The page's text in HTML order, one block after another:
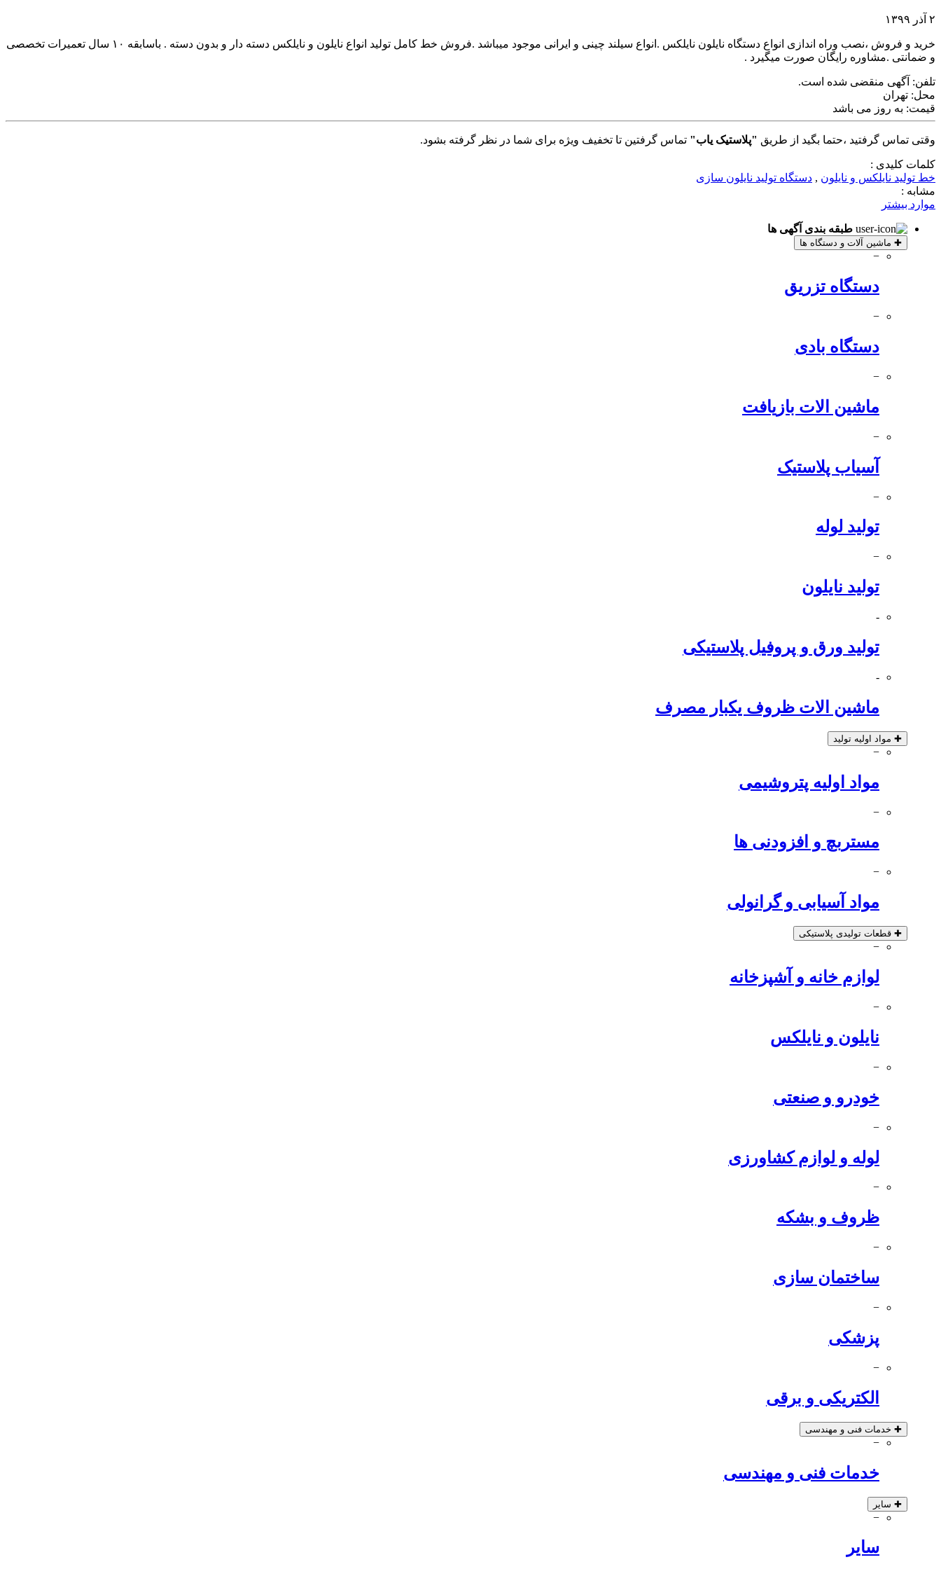
۲ آذر ۱۳۹۹
خرید و فروش ،نصب وراه اندازی انواع دستگاه نایلون نایلکس .انواع سیلند چینی و ایرانی موجود میباشد .فروش خط کامل تولید انواع نایلون و نایلکس دسته دار و بدون دسته . باسابقه ۱۰ سال تعمیرات تخصصی
و ضمانتی .مشاوره رایگان صورت میگیرد .
تلفن: آگهی منقضی شده است.
محل: تهران
قیمت: به روز می باشد
وقتی تماس گرفتید ،حتما بگید از طریق "پلاستیک یاب" تماس گرفتین تا تخفیف ویژه برای شما در نظر گرفته بشود.
کلمات کلیدی :
خط تولید نایلکس و نایلون , دستگاه تولید نایلون سازی
مشابه :
موارد بیشتر
طبقه بندی آگهی ها
✚ ماشین آلات و دستگاه ها
−
دستگاه تزریق
−
دستگاه بادی
−
ماشین الات بازیافت
−
آسیاب پلاستیک
−
تولید لوله
−
تولید نایلون
-
تولید ورق و پروفیل پلاستیکی
-
ماشین الات ظروف یکبار مصرف
✚ مواد اولیه تولید
−
مواد اولیه پتروشیمی
−
مستربچ و افزودنی ها
−
مواد آسیابی و گرانولی
✚ قطعات تولیدی پلاستیکی
−
لوازم خانه و آشپزخانه
−
نایلون و نایلکس
−
خودرو و صنعتی
−
لوله و لوازم کشاورزی
−
ظروف و بشکه
−
ساختمان سازی
−
پزشکی
−
الکتریکی و برقی
✚ خدمات فنی و مهندسی
−
خدمات فنی و مهندسی
✚ سایر
−
سایر